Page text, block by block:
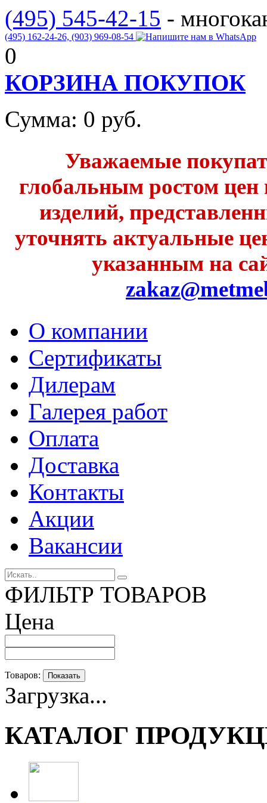
(495) 545-42-15 -
(495) 162-24-26, (903) 969-08-54
0
КОРЗИНА ПОКУПОК
Сумма: 0 руб.
Уважаемые
глобальным ростом
изделий,
уточнять актуальные
указанным на
О компании
Сертификаты
Дилерам
Галерея работ
Оплата
Доставка
Контакты
Акции
Вакансии
ФИЛЬТР ТОВАРОВ
Цена
Товаров: Показать
Загрузка...
КАТАЛОГ